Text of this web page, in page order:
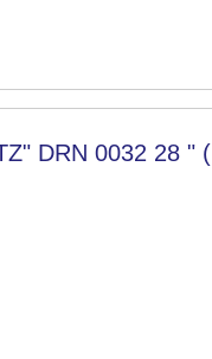
DRN 0032 28 " (